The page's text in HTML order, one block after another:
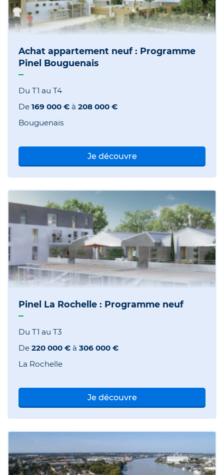
Achat appartement neuf : Programme
Pinel Bouguenais
Du T1 au T4
De 169 000 € à 208 000 €
Bouguenais
Je découvre
Pinel La Rochelle : Programme neuf
Du T1 au T3
De 220 000 € à 306 000 €
La Rochelle
Je découvre